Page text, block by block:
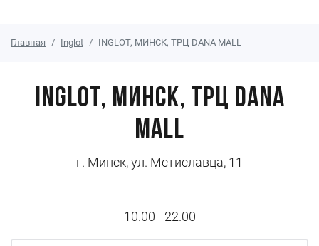
Главная Inglot INGLOT, МИНСК, ТРЦ DANA MALL
INGLOT, МИНСК, ТРЦ DANA
MALL
г. Минск, ул. Мстиславца, 11
10.00 - 22.00